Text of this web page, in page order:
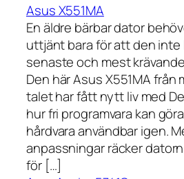
Asus X551MA
En äldre bärbar dator
uttjänt bara för att den inte
senaste och mest
Den här Asus X551MA från
talet har fått nytt liv med
hur fri programvara kan
hårdvara användbar igen.
anpassningar räcker
för […]